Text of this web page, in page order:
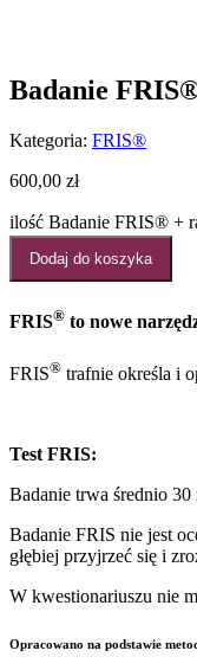
Badanie
Kategoria: FRIS®
600,00 zł
ilość Badanie FRIS® +
Dodaj do koszyka
FRIS® to nowe
FRIS® trafnie określa i
Test FRIS:
Badanie trwa średnio
Badanie FRIS nie jest
głębiej przyjrzeć się i
W kwestionariuszu nie
Opracowano na podstawie